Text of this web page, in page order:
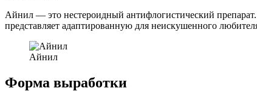
Айнил — это нестероидный антифлогистический
представляет адаптированную для неискушенного
Айнил
Форма выработки